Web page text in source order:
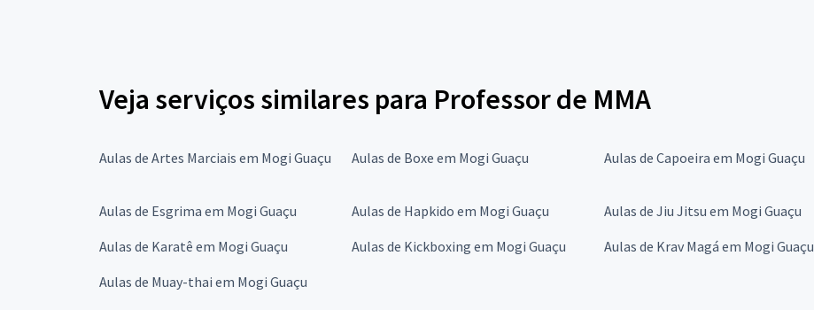
Veja serviços similares para Professor de MMA
Aulas de Artes Marciais em Mogi Guaçu Aulas de Boxe em Mogi Guaçu Aulas de Capoeira em Mogi Guaçu
Aulas de Esgrima em Mogi Guaçu
Aulas de Hapkido em Mogi Guaçu Aulas de Jiu Jitsu em Mogi Guaçu
Aulas de Karatê em Mogi Guaçu
Aulas de Kickboxing em Mogi Guaçu Aulas de Krav Magá em Mogi Guaçu
Aulas de Muay-thai em Mogi Guaçu